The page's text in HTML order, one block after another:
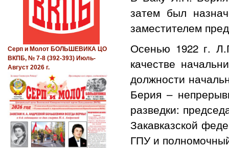
затем был
заместителем
Осенью 1922 г.
качестве
должности
Берия –
разведки:
Закавказской
ГПУ и
Серп и Молот БОЛЬШЕВИКА ЦО
ВКПБ, № 7-8 (392-393) Июль-
Август 2026 г.